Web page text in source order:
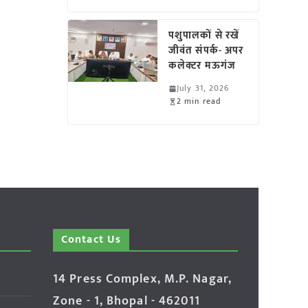
पशुपालकों से रखें
जीवंत संपर्क- अपर
कलेक्टर मऊगंज
July 31, 2026
2 min read
Contact Us
14 Press Complex, M.P. Nagar,
Zone - 1, Bhopal - 462011